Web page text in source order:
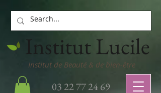
Institut Lucile
Institut de Beauté & de bien-être
03 22 77 24 69